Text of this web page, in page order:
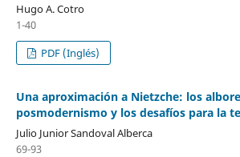
Hugo A. Cotro
1-40
PDF (Inglés)
Una aproximación a Nietzche: los
posmodernismo y los desafíos para la
Julio Junior Sandoval Alberca
69-93